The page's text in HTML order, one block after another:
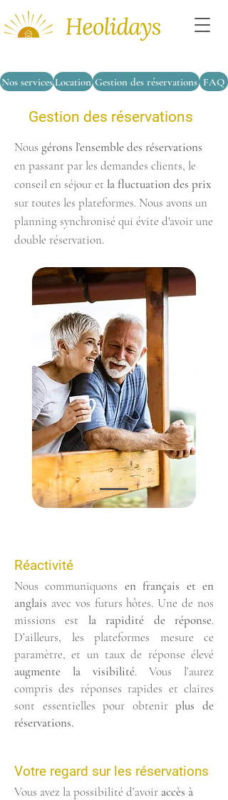
Nos services Location Gestion des réservations FAQ
Gestion des réservations
Nous gérons l’ensemble des réservations
en passant par les demandes clients, le
conseil en séjour et la fluctuation des prix
sur toutes les plateformes. Nous avons un
planning synchronisé qui évite d'avoir une
double réservation.
Réactivité
Nous communiquons en français et en
anglais avec vos futurs hôtes. Une de nos
missions est la rapidité de réponse.
D’ailleurs, les plateformes mesure ce
paramètre, et un taux de réponse élevé
augmente la visibilité. Vous l’aurez
compris des réponses rapides et claires
sont essentielles pour obtenirplus de
réservations.
Votre regard sur les réservations
Vous avez la possibilité d’avoir accès à